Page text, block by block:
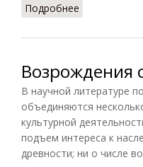
Подробнее
Возрождения
В научной литературе
объединяются
культурной
подъем интереса к
древности; ни о числе